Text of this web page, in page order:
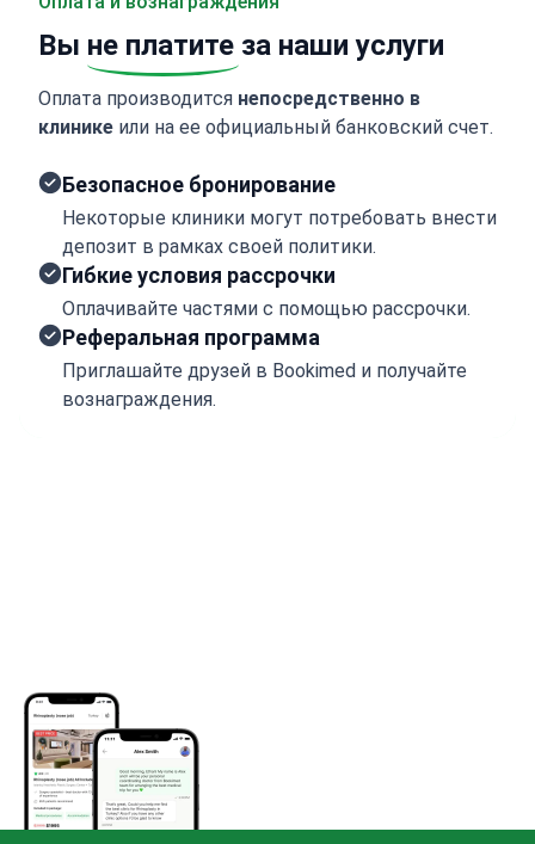
Вы не платите за наши услуги
Оплата производится непосредственно в
клинике или на ее официальный банковский счет.
Безопасное бронирование
Некоторые клиники могут потребовать внести
депозит в рамках своей политики.
Гибкие условия рассрочки
Оплачивайте частями с помощью рассрочки.
Реферальная программа
Приглашайте друзей в Bookimed и получайте
вознаграждения.